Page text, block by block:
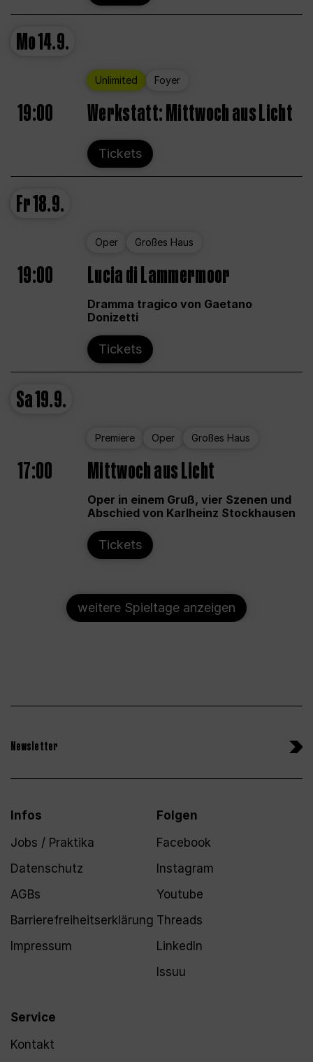
Mo14.9.
Unlimited Foyer
19:00 Werkstatt: Mittwoch aus Licht
Tickets
Fr18.9.
Oper Großes Haus
19:00 Lucia di Lammermoor
Dramma tragico von Gaetano
Donizetti
Tickets
Sa19.9.
Premiere Oper Großes Haus
17:00 Mittwoch aus Licht
Oper in einem Gruß, vier Szenen und
Abschied von Karlheinz Stockhausen
Tickets
weitere Spieltage anzeigen
Newsletter
Infos
Jobs / Praktika
Datenschutz
AGBs
Barrierefreiheitserklärung
Impressum
Service
Kontakt
Folgen
Facebook
Instagram
Youtube
Threads
LinkedIn
Issuu